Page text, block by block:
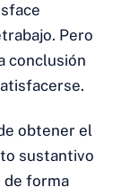
Pero
conclusión
obtener el
sustantivo
de forma